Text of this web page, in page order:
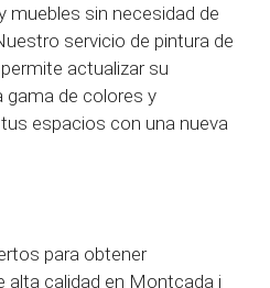
muebles sin necesidad de
servicio de pintura de
actualizar su
gama de colores y
espacios con una nueva
para obtener
alta calidad en Montcada i